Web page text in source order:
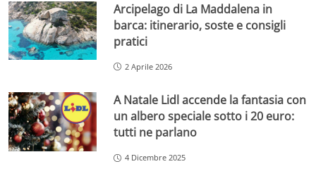
Arcipelago di La Maddalena in
barca: itinerario, soste e consigli
pratici
2 Aprile 2026
A Natale Lidl accende la fantasia con
un albero speciale sotto i 20 euro:
tutti ne parlano
4 Dicembre 2025